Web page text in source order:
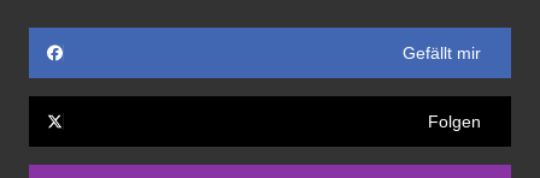
Gefällt mir
Folgen